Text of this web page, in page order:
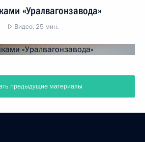
«Уралвагонзавода»
Видео, 25 мин.
предыдущие материалы